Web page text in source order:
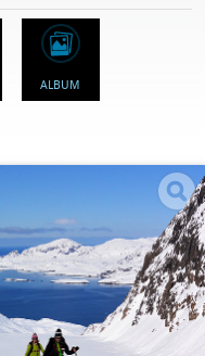
ALBUM